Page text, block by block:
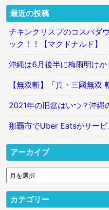
最近の投稿
チキンクリスプのコスパダ
ック！！【マクドナルド】
沖縄は6月後半に梅雨明け
【無双斬】「真・三國無双
2021年の旧盆はいつ？沖縄
那覇市でUber Eatsがサー
アーカイブ
カテゴリー